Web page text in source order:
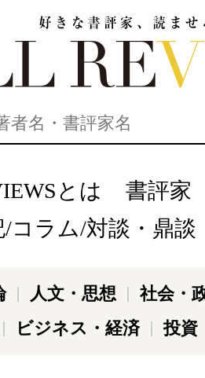
とは
書評家
コラム/対談・鼎談
人文・思想
社会・
ビジネス・経済 投資